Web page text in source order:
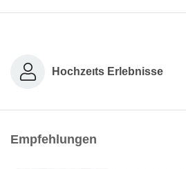
Hochzeıts Erlebnisse
Empfehlungen